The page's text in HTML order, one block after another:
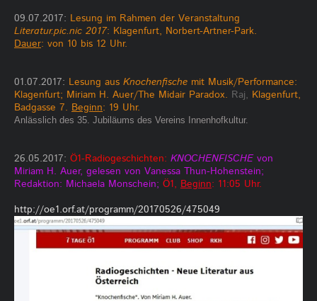
09.07.2017: Lesung im Rahmen der Veranstaltung
Literatur.pic.nic 2017: Klagenfurt, Norbert-Artner-Park.
Dauer: von 10 bis 12 Uhr.
01.07.2017: Lesung aus Knochenfische mit Musik/Performance:
Klagenfurt; Miriam H. Auer/The Midair Paradox. Raj, Klagenfurt,
Badgasse 7. Beginn: 19 Uhr.
Anlässlich des 35. Jubiläums des Vereins Innenhofkultur.
26.05.2017: Ö1-Radiogeschichten: KNOCHENFISCHEvon
Miriam H. Auer, gelesen von Vanessa Thun-Hohenstein;
Redaktion: Michaela Monschein; Ö1, Beginn: 11:05 Uhr.
http://oe1.orf.at/programm/20170526/475049